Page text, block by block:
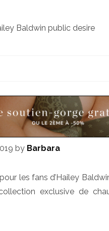
by Barbara
les fans d’Hailey
exclusive de